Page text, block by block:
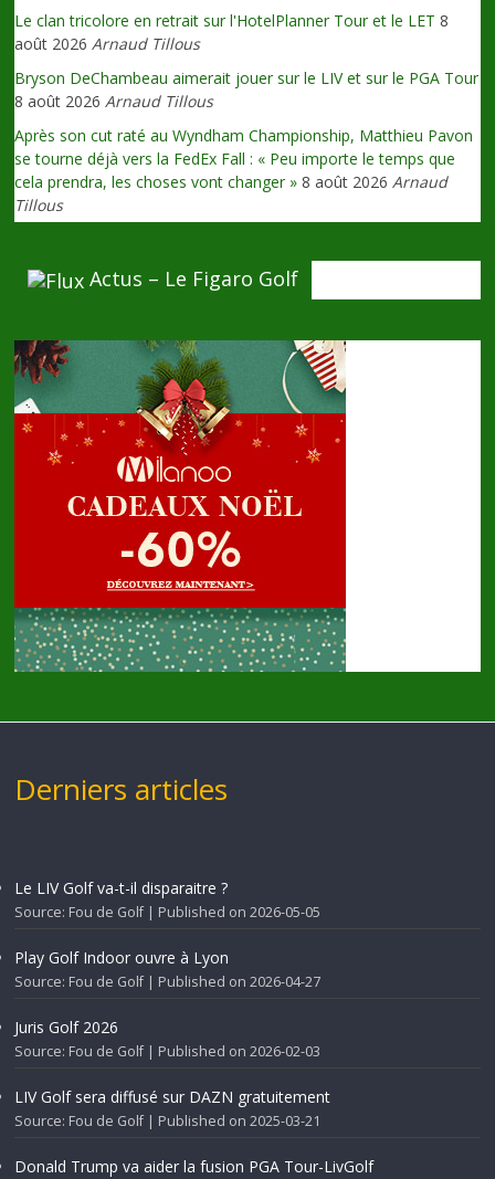
Le clan tricolore en retrait sur l'HotelPlanner Tour et le LET 8
août 2026 Arnaud Tillous
Bryson DeChambeau aimerait jouer sur le LIV et sur le PGA Tour
8 août 2026 Arnaud Tillous
Après son cut raté au Wyndham Championship, Matthieu Pavon
se tourne déjà vers la FedEx Fall : « Peu importe le temps que
cela prendra, les choses vont changer » 8 août 2026 Arnaud
Tillous
Actus – Le Figaro Golf
Derniers articles
Le LIV Golf va-t-il disparaitre ?
Source: Fou de Golf Published on 2026-05-05
Play Golf Indoor ouvre à Lyon
Source: Fou de Golf Published on 2026-04-27
Juris Golf 2026
Source: Fou de Golf Published on 2026-02-03
LIV Golf sera diffusé sur DAZN gratuitement
Source: Fou de Golf Published on 2025-03-21
Donald Trump va aider la fusion PGA Tour-LivGolf